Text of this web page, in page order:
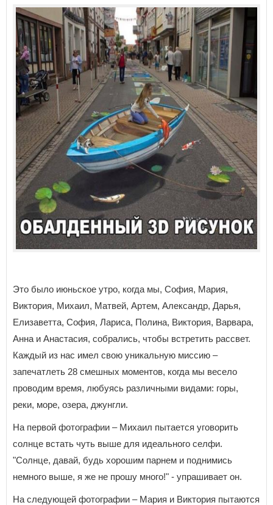
Это было июньское утро, когда мы, София, Мария,
Виктория, Михаил, Матвей, Артем, Александр, Дарья,
Елизаветта, София, Лариса, Полина, Виктория, Варвара,
Анна и Анастасия, собрались, чтобы встретить рассвет.
Каждый из нас имел свою уникальную миссию –
запечатлеть 28 смешных моментов, когда мы весело
проводим время, любуясь различными видами: горы,
реки, море, озера, джунгли.
На первой фотографии – Михаил пытается уговорить
солнце встать чуть выше для идеального селфи.
"Солнце, давай, будь хорошим парнем и поднимись
немного выше, я же не прошу много!" - упрашивает он.
На следующей фотографии – Мария и Виктория пытаются